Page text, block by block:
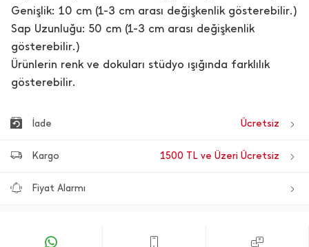
Genişlik: 10 cm (1-3 cm arası değişkenlik gösterebilir.)
Sap Uzunluğu: 50 cm (1-3 cm arası değişkenlik
gösterebilir.)
Ürünlerin renk ve dokuları stüdyo ışığında farklılık
gösterebilir.
İade Ücretsiz
Kargo 1500 TL ve Üzeri Ücretsiz
Fiyat Alarmı